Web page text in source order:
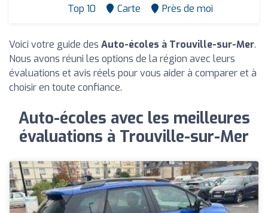
Top 10 Carte Près de moi
Voici votre guide des Auto-écoles à Trouville-sur-Mer.
Nous avons réuni les options de la région avec leurs
évaluations et avis réels pour vous aider à comparer et à
choisir en toute confiance.
Auto-écoles avec les meilleures
évaluations à Trouville-sur-Mer